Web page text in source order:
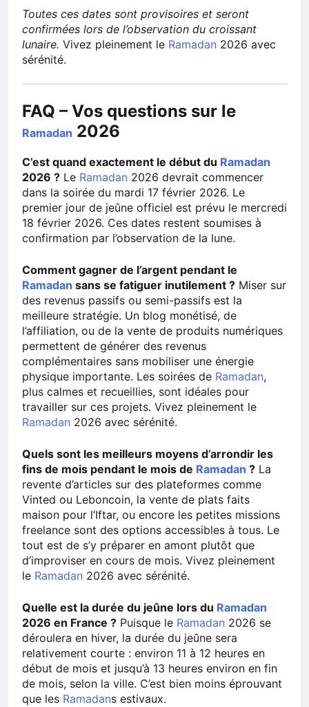
Toutes ces dates sont provisoires et seront
confirmées lors de l’observation du croissant
lunaire. Vivez pleinement le Ramadan 2026 avec
sérénité.
FAQ – Vos questions sur le
Ramadan 2026
C’est quand exactement le début du Ramadan
2026 ? Le Ramadan 2026 devrait commencer
dans la soirée du mardi 17 février 2026. Le
premier jour de jeûne officiel est prévu le mercredi
18 février 2026. Ces dates restent soumises à
confirmation par l’observation de la lune.
Comment gagner de l’argent pendant le
Ramadan sans se fatiguer inutilement ? Miser sur
des revenus passifs ou semi-passifs est la
meilleure stratégie. Un blog monétisé, de
l’affiliation, ou de la vente de produits numériques
permettent de générer des revenus
complémentaires sans mobiliser une énergie
physique importante. Les soirées de Ramadan,
plus calmes et recueillies, sont idéales pour
travailler sur ces projets. Vivez pleinement le
Ramadan 2026 avec sérénité.
Quels sont les meilleurs moyens d’arrondir les
fins de mois pendant le mois de Ramadan ? La
revente d’articles sur des plateformes comme
Vinted ou Leboncoin, la vente de plats faits
maison pour l’Iftar, ou encore les petites missions
freelance sont des options accessibles à tous. Le
tout est de s’y préparer en amont plutôt que
d’improviser en cours de mois. Vivez pleinement
le Ramadan 2026 avec sérénité.
Quelle est la durée du jeûne lors du Ramadan
2026 en France ? Puisque le Ramadan 2026 se
déroulera en hiver, la durée du jeûne sera
relativement courte : environ 11 à 12 heures en
début de mois et jusqu’à 13 heures environ en fin
de mois, selon la ville. C’est bien moins éprouvant
que les Ramadans estivaux.